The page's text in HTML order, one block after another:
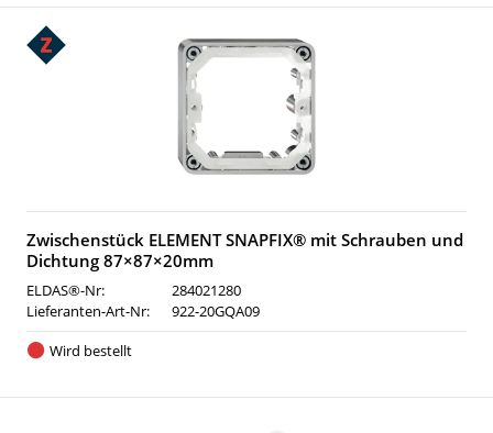
Zwischenstück ELEMENT SNAPFIX® mit Schrauben und
Dichtung 87×87×20mm
ELDAS®-Nr:
284021280
Lieferanten-Art-Nr:
922-20GQA09
Wird bestellt